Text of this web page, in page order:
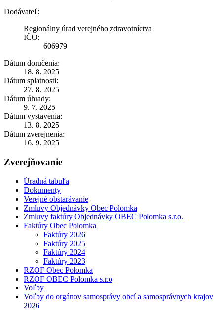
Dodávateľ:
Regionálny úrad verejného zdravotníctva
IČO:
606979
Dátum doručenia:
18. 8. 2025
Dátum splatnosti:
27. 8. 2025
Dátum úhrady:
9. 7. 2025
Dátum vystavenia:
13. 8. 2025
Dátum zverejnenia:
16. 9. 2025
Zverejňovanie
Úradná tabuľa
Dokumenty
Verejné obstarávanie
Zmluvy Objednávky Obec Polomka
Zmluvy faktúry Objednávky OBEC Polomka s.r.o.
Faktúry Obec Polomka
Faktúry 2026
Faktúry 2025
Faktúry 2024
Faktúry 2023
RZOF Obec Polomka
RZOF OBEC Polomka s.r.o
Voľby
Voľby do orgánov samosprávy obcí a samosprávnych krajov
2026